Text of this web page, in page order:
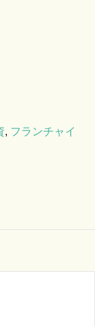
, フランチャイ